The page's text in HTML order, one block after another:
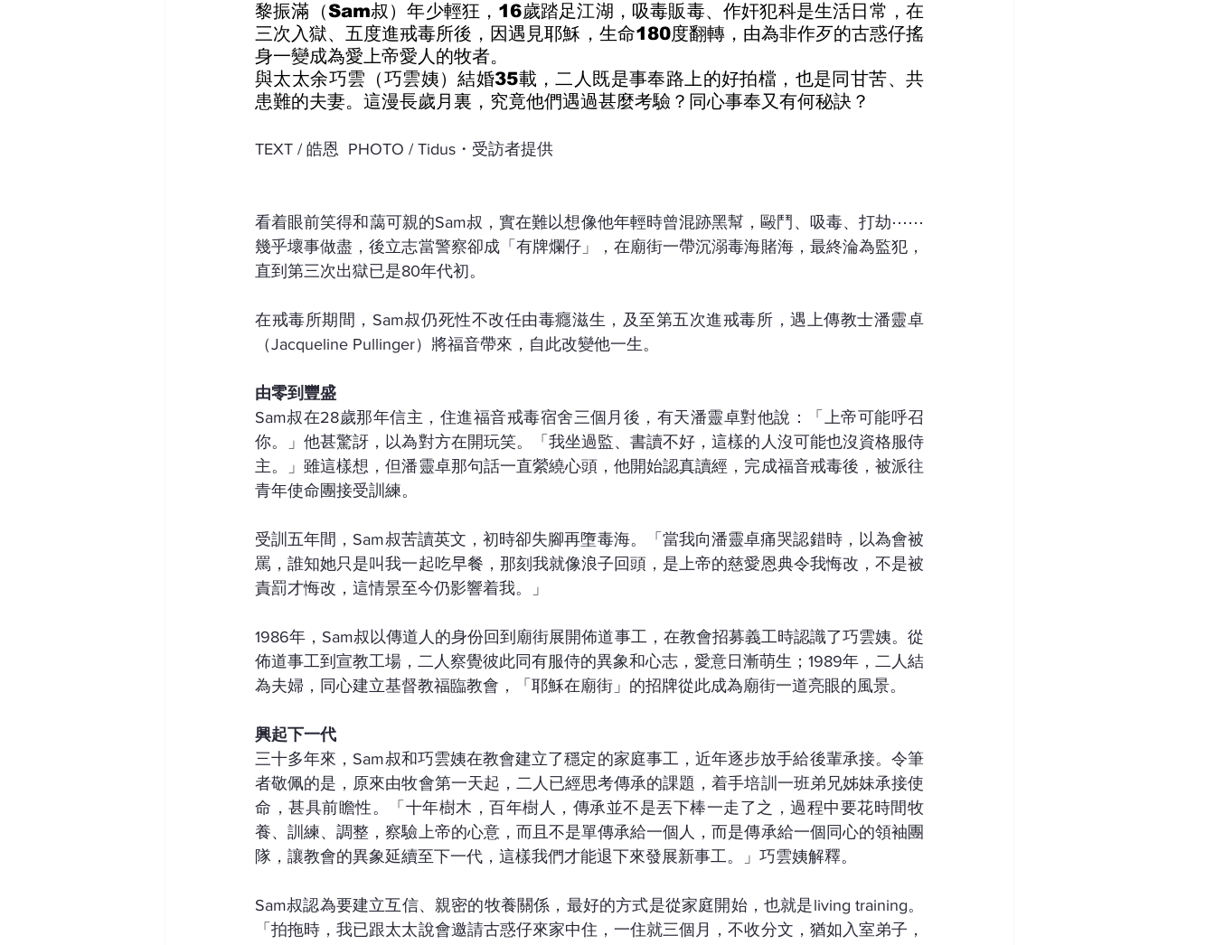
黎振滿（Sam叔）年少輕狂，16歲踏足江湖，吸毒販毒、作奸犯科是生活日常，在
三次入獄、五度進戒毒所後，因遇見耶穌，生命180度翻轉，由為非作歹的古惑仔搖
身一變成為愛上帝愛人的牧者。
與太太余巧雲（巧雲姨）結婚35載，二人既是事奉路上的好拍檔，也是同甘苦、共
患難的夫妻。這漫長歲月裏，究竟他們遇過甚麼考驗？同心事奉又有何秘訣？
TEXT / 皓恩  PHOTO / Tidus・受訪者提供
看着眼前笑得和藹可親的Sam叔，實在難以想像他年輕時曾混跡黑幫，毆鬥、吸毒、打劫⋯⋯
幾乎壞事做盡，後立志當警察卻成「有牌爛仔」，在廟街一帶沉溺毒海賭海，最終淪為監犯，
直到第三次出獄已是80年代初。
在戒毒所期間，Sam叔仍死性不改任由毒癮滋生，及至第五次進戒毒所，遇上傳教士潘靈卓
（Jacqueline Pullinger）將福音帶來，自此改變他一生。
由零到豐盛
Sam叔在28歲那年信主，住進福音戒毒宿舍三個月後，有天潘靈卓對他說：「上帝可能呼召
你。」他甚驚訝，以為對方在開玩笑。「我坐過監、書讀不好，這樣的人沒可能也沒資格服侍
主。」雖這樣想，但潘靈卓那句話一直縈繞心頭，他開始認真讀經，完成福音戒毒後，被派往
青年使命團接受訓練。
受訓五年間，Sam叔苦讀英文，初時卻失腳再墮毒海。「當我向潘靈卓痛哭認錯時，以為會被
罵，誰知她只是叫我一起吃早餐，那刻我就像浪子回頭，是上帝的慈愛恩典令我悔改，不是被
責罰才悔改，這情景至今仍影響着我。」
1986年，Sam叔以傳道人的身份回到廟街展開佈道事工，在教會招募義工時認識了巧雲姨。從
佈道事工到宣教工場，二人察覺彼此同有服侍的異象和心志，愛意日漸萌生；1989年，二人結
為夫婦，同心建立基督教福臨教會，「耶穌在廟街」的招牌從此成為廟街一道亮眼的風景。
興起下一代
三十多年來，Sam叔和巧雲姨在教會建立了穩定的家庭事工，近年逐步放手給後輩承接。令筆
者敬佩的是，原來由牧會第一天起，二人已經思考傳承的課題，着手培訓一班弟兄姊妹承接使
命，甚具前瞻性。「十年樹木，百年樹人，傳承並不是丟下棒一走了之，過程中要花時間牧
養、訓練、調整，察驗上帝的心意，而且不是單傳承給一個人，而是傳承給一個同心的領袖團
隊，讓教會的異象延續至下一代，這樣我們才能退下來發展新事工。」巧雲姨解釋。
Sam叔認為要建立互信、親密的牧養關係，最好的方式是從家庭開始，也就是living training。
「拍拖時，我已跟太太說會邀請古惑仔來家中住，一住就三個月，不收分文，猶如入室弟子，